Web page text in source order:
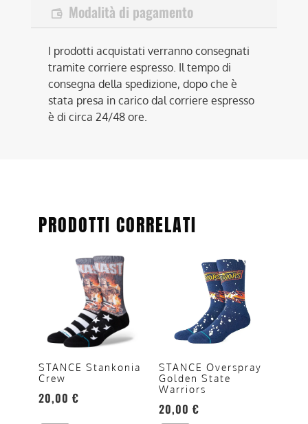
Modalità di pagamento
I prodotti acquistati verranno consegnati
tramite corriere espresso. Il tempo di
consegna della spedizione, dopo che è
stata presa in carico dal corriere espresso
è di circa 24/48 ore.
PRODOTTI CORRELATI
STANCE Stankonia
Crew
20,00 €
prodotto
varianti.
Le
opzioni
possono
essere
STANCE Overspray
Golden State
Warriors
20,00 €
varianti.
opzioni
possono
essere
scelte